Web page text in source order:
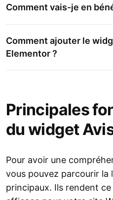
Comment vais-je en
Comment ajouter le
Elementor ?
Principales
du widget
Pour avoir une
vous pouvez parcourir la
principaux. Ils rendent